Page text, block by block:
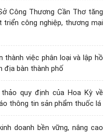
Công Thương Cần Thơ tăng
công nghiệp, thương mại
thành việc phân loại và lập hồ
địa bàn thành phố
quy định của Hoa Kỳ về
thông tin sản phẩm thuốc lá
doanh bền vững, nâng cao